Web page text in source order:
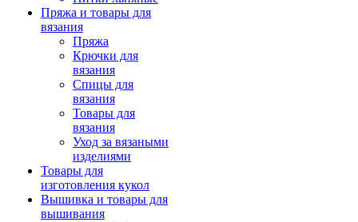
Пряжа и товары для
вязания
Пряжа
Крючки для
вязания
Спицы для
вязания
Товары для
вязания
Уход за вязаными
изделиями
Товары для
изготовления кукол
Вышивка и товары для
вышивания